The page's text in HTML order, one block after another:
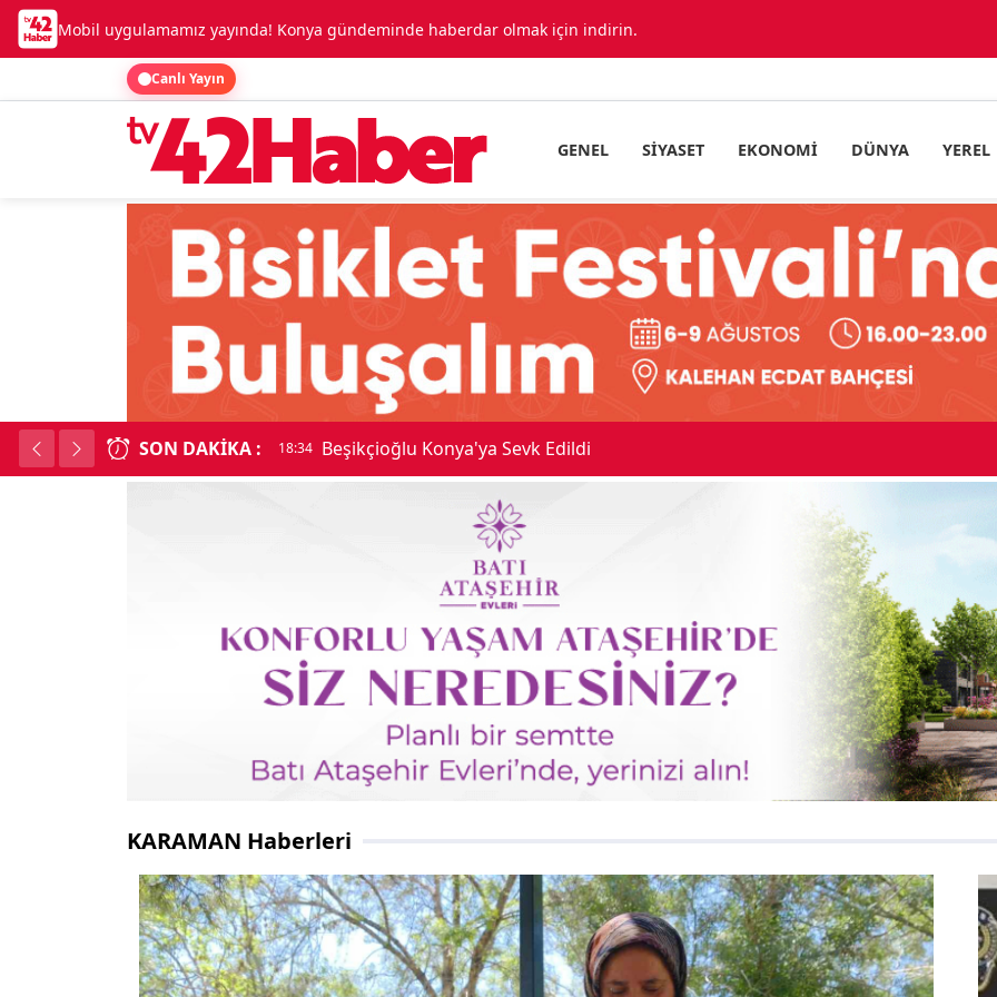
Mobil uygulamamız yayında! Konya gündeminde haberdar olmak için indirin.
Canlı Yayın
GENEL SIYASET EKONOMI DÜNYA YEREL
SON DAKIKA : 18:34 Beşikçioğlu Konya'ya Sevk Edildi
KARAMAN Haberleri